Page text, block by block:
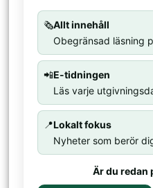
🗞️Allt innehåll
Obegränsad läsning
📲E-tidningen
Läs varje
📍Lokalt fokus
Nyheter som berör
Är du redan